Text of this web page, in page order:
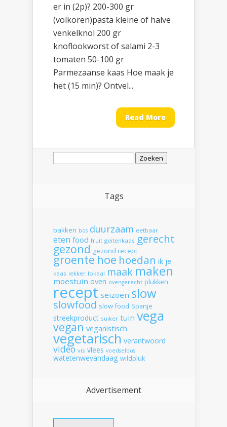
er in (2p)? 200-300 gr
(volkoren)pasta kleine of halve
venkelknol 200 gr
knoflookworst of salami 2-3
tomaten 50-100 gr
Parmezaanse kaas Hoe maak je
het (15 min)? Ontvel...
Read More
Zoeken
Tags
bakken bos duurzaam eetbaar
eten food fruit geitenkaas gerecht
gezond gezond recept
groente hoe hoedan ik je
kaas lekker lokaal maak maken
moestuin oven ovengerecht plukken
recept seizoen slow
slowfood slow food Spanje
streekproduct suiker tuin vega
vegan veganistisch
vegetarisch verantwoord
video vis vlees voedselbos
watetenwevandaag wildpluk
Advertisement